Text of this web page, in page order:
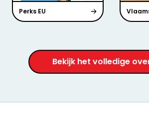
Perks EU
Bekijk het volledige